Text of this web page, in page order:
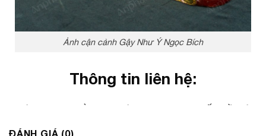
Ảnh cận cảnh Gậy Như Ý Ngọc Bích
Thông tin liên hệ:
ĐÁNH GIÁ (0)